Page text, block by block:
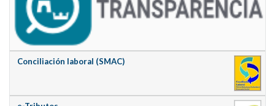
Conciliación laboral (SMAC)